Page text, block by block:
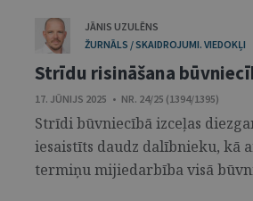
JĀNIS UZULĒNS
ŽURNĀLS / SKAIDROJUMI. VIEDOKĻI
Strīdu risināšana
17. JŪNIJS 2025 • NR. 24/25 (1394/1395)
Strīdi būvniecībā izceļas
iesaistīts daudz dalībnieku, kā
termiņu mijiedarbība visā